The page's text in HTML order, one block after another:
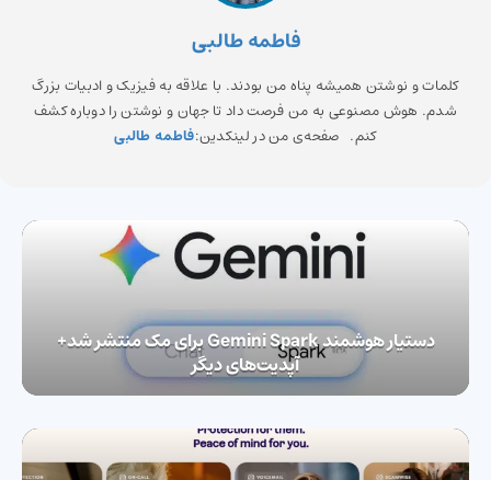
فاطمه طالبی
کلمات و نوشتن همیشه پناه من بودند. با علاقه به فیزیک و ادبیات بزرگ
شدم. هوش مصنوعی به من فرصت داد تا جهان و نوشتن را دوباره کشف
کنم. صفحه‌ی من در لینکدین:فاطمه طالبی
دستیار هوشمند Gemini Spark برای مک منتشر شد+
آپدیت‌های دیگر